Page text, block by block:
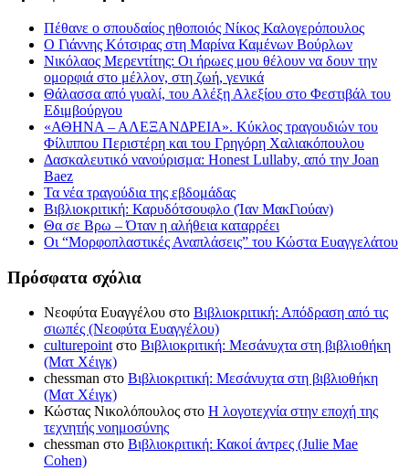
Πέθανε ο σπουδαίος ηθοποιός Νίκος Καλογερόπουλος
Ο Γιάννης Κότσιρας στη Μαρίνα Καμένων Βούρλων
Νικόλαος Μερεντίτης: Οι ήρωες μου θέλουν να δουν την
ομορφιά στο μέλλον, στη ζωή, γενικά
Θάλασσα από γυαλί, του Αλέξη Αλεξίου στο Φεστιβάλ του
Εδιμβούργου
«ΑΘΗΝΑ – ΑΛΕΞΑΝΔΡΕΙΑ». Κύκλος τραγουδιών του
Φίλιππου Περιστέρη και του Γρηγόρη Χαλιακόπουλου
Δασκαλευτικό νανούρισμα: Honest Lullaby, από την Joan
Baez
Τα νέα τραγούδια της εβδομάδας
Βιβλιοκριτική: Καρυδότσουφλο (Ίαν ΜακΓιούαν)
Θα σε Βρω – Όταν η αλήθεια καταρρέει
Οι “Μορφοπλαστικές Αναπλάσεις” του Κώστα Ευαγγελάτου
Πρόσφατα σχόλια
Νεοφύτα Ευαγγέλου στο Βιβλιοκριτική: Απόδραση από τις
σιωπές (Νεοφύτα Ευαγγέλου)
culturepointστο Βιβλιοκριτική: Μεσάνυχτα στη βιβλιοθήκη
(Ματ Χέιγκ)
chessman στο Βιβλιοκριτική: Μεσάνυχτα στη βιβλιοθήκη
(Ματ Χέιγκ)
Κώστας Νικολόπουλος στο Η λογοτεχνία στην εποχή της
τεχνητής νοημοσύνης
chessman στο Βιβλιοκριτική: Κακοί άντρες (Julie Mae
Cohen)